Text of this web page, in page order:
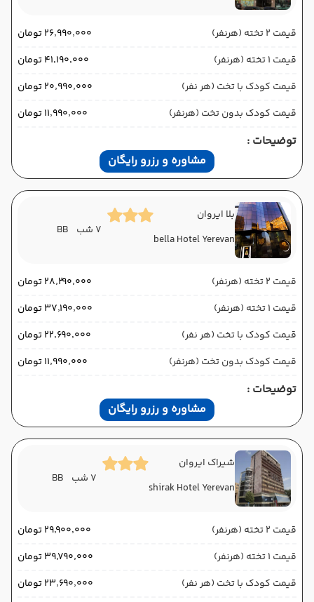
قیمت 2 تخته (هرنفر)
۲۶٬۹۹۰٬۰۰۰ تومان
قیمت 1 تخته (هرنفر)
۴۱٬۱۹۰٬۰۰۰ تومان
قیمت کودک با تخت (هر نفر)
۲۰٬۹۹۰٬۰۰۰ تومان
قیمت کودک بدون تخت (هرنفر)
۱۱٬۹۹۰٬۰۰۰ تومان
توضیحات :
مشاوره و رزرو رایگان
بلا ایروان
bella Hotel Yerevan
7 شب BB
قیمت 2 تخته (هرنفر)
۲۸٬۲۹۰٬۰۰۰ تومان
قیمت 1 تخته (هرنفر)
۳۷٬۱۹۰٬۰۰۰ تومان
قیمت کودک با تخت (هر نفر)
۲۲٬۶۹۰٬۰۰۰ تومان
قیمت کودک بدون تخت (هرنفر)
۱۱٬۹۹۰٬۰۰۰ تومان
توضیحات :
مشاوره و رزرو رایگان
شیراک ایروان
shirak Hotel Yerevan
7 شب BB
قیمت 2 تخته (هرنفر)
۲۹٬۹۰۰٬۰۰۰ تومان
قیمت 1 تخته (هرنفر)
۳۹٬۷۹۰٬۰۰۰ تومان
قیمت کودک با تخت (هر نفر)
۲۳٬۶۹۰٬۰۰۰ تومان